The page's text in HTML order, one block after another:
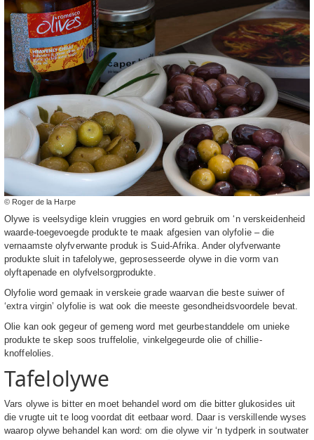
© Roger de la Harpe
Olywe is veelsydige klein vruggies en word gebruik om ‘n verskeidenheid
waarde-toegevoegde produkte te maak afgesien van olyfolie – die
vernaamste olyfverwante produk is Suid-Afrika. Ander olyfverwante
produkte sluit in tafelolywe, geprosesseerde olywe in die vorm van
olyftapenade en olyfvelsorgprodukte.
Olyfolie word gemaak in verskeie grade waarvan die beste suiwer of
‘extra virgin’ olyfolie is wat ook die meeste gesondheidsvoordele bevat.
Olie kan ook gegeur of gemeng word met geurbestanddele om unieke
produkte te skep soos truffelolie, vinkelgegeurde olie of chillie-
knoffelolies.
Tafelolywe
Vars olywe is bitter en moet behandel word om die bitter glukosides uit
die vrugte uit te loog voordat dit eetbaar word. Daar is verskillende wyses
waarop olywe behandel kan word: om die olywe vir ‘n tydperk in soutwater